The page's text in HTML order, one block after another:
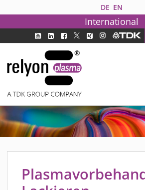
DE EN
International
PLASMATECHNOLOGIE
DBD TECHNOLOGIE
PAA TECHNOLOGIE®
PDD TECHNOLOGIE®
BRANCHEN
FAQ
PRODUKTE
MEDIPLAS KOMPONENTEN
MEDIPLAS REACTOR